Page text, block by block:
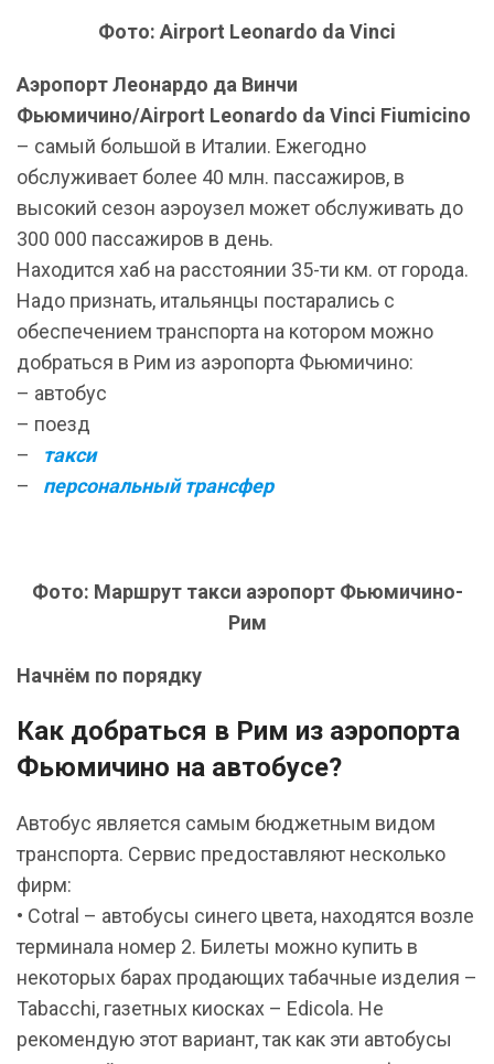
Фото: Airport Leonardo da Vinci
Аэропорт Леонардо да Винчи
Фьюмичино/Airport Leonardo da Vinci Fiumicino
– самый большой в Италии. Ежегодно
обслуживает более 40 млн. пассажиров, в
высокий сезон аэроузел может обслуживать до
300 000 пассажиров в день.
Находится хаб на расстоянии 35-ти км. от города.
Надо признать, итальянцы постарались с
обеспечением транспорта на котором можно
добраться в Рим из аэропорта Фьюмичино:
– автобус
– поезд
–
такси
–
персональный трансфер
Фото: Маршрут такси аэропорт Фьюмичино-
Рим
Начнём по порядку
Как добраться в Рим из аэропорта
Фьюмичино на автобусе?
Автобус является самым бюджетным видом
транспорта. Сервис предоставляют несколько
фирм:
• Cotral – автобусы синего цвета, находятся возле
терминала номер 2. Билеты можно купить в
некоторых барах продающих табачные изделия –
Tabacchi, газетных киосках – Edicola. Не
рекомендую этот вариант, так как эти автобусы